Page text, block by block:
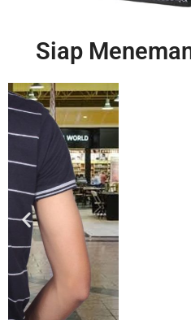
Siap